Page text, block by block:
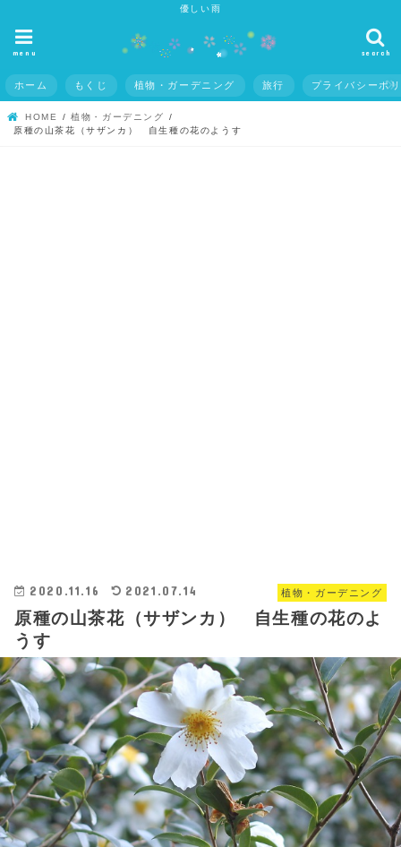
優しい雨
search
menu
ホーム もくじ 植物・ガーデニング 旅行 プライバシーポ
HOME
植物・ガーデニング
原種の山茶花（サザンカ） 自生種の花のようす
植物・ガーデニング
2020.11.16 2021.07.14
原種の山茶花（サザンカ） 自生種の花のよ
うす